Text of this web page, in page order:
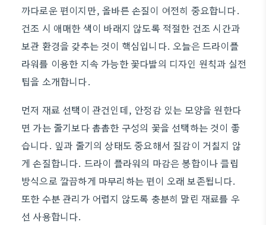
까다로운 편이지만, 올바른 손질이 여전히 중요합니다.
건조 시 애매한 색이 바래지 않도록 적절한 건조 시간과
보관 환경을 갖추는 것이 핵심입니다. 오늘은 드라이플
라워를 이용한 지속 가능한 꽃다발의 디자인 원칙과 실전
팁을 소개합니다.
먼저 재료 선택이 관건인데, 안정감 있는 모양을 원한다
면 가는 줄기보다 촘촘한 구성의 꽃을 선택하는 것이 좋
습니다. 잎과 줄기의 상태도 중요해서 질감이 거칠지 않
게 손질합니다. 드라이 플라워의 마감은 봉합이나 클립
방식으로 깔끔하게 마무리하는 편이 오래 보존됩니다.
또한 수분 관리가 어렵지 않도록 충분히 말린 재료를 우
선 사용합니다.